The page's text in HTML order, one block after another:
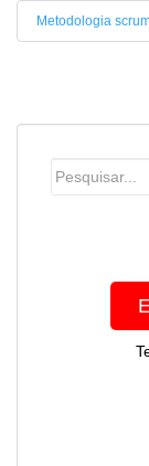
Metodologia